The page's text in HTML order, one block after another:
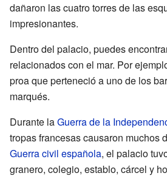
dañaron las cuatro torres de las
impresionantes.
Dentro del palacio, puedes
relacionados con el mar. Por
proa que perteneció a uno de los
marqués.
Durante laGuerra de la
tropas francesas causaron muchos
Guerra civil española, el palacio
granero, colegio, establo, cárcel y